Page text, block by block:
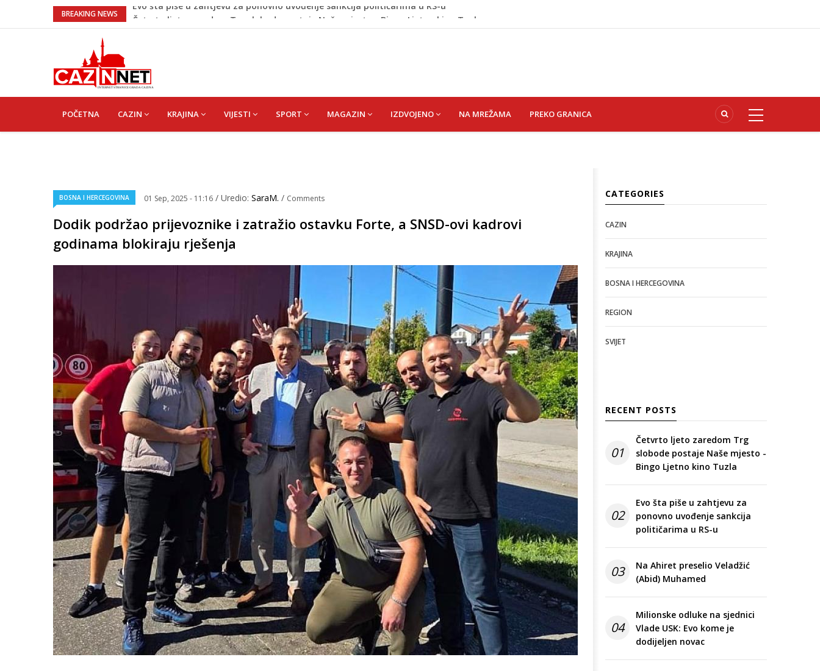
BREAKING NEWS
Četvrto ljeto zaredom Trg slobode postaje Naše mjesto - Bingo Ljetno kino Tuzla
Na Ahiret preselio Veladžić (Abid) Muhamed
Evo šta piše u zahtjevu za ponovno uvođenje sankcija političarima u RS-u
NAVIGATION
POČETNA CAZIN KRAJINA VIJESTI SPORT MAGAZIN IZDVOJENO NA MREŽAMA PREKO GRANICA
BOSNA I HERCEGOVINA 01 Sep, 2025 - 11:16 / Uredio: SaraM. / Comments
Dodik podržao prijevoznike i zatražio ostavku Forte, a SNSD-ovi kadrovi
godinama blokiraju rješenja
CATEGORIES
CAZIN
KRAJINA
BOSNA I HERCEGOVINA
REGION
SVIJET
RECENT POSTS
01
Četvrto ljeto zaredom Trg
slobode postaje Naše mjesto -
Bingo Ljetno kino Tuzla
02
Evo šta piše u zahtjevu za
ponovno uvođenje sankcija
političarima u RS-u
03
Na Ahiret preselio Veladžić
(Abid) Muhamed
04
Milionske odluke na sjednici
Vlade USK: Evo kome je
dodijeljen novac